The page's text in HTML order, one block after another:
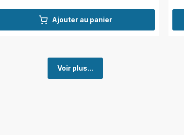
Ajouter au panier
Voir plus...